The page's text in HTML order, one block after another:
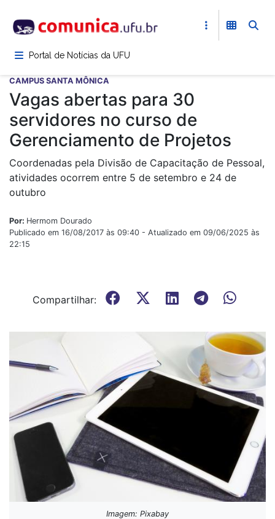
para
conteúdoPortal de Notícias da UFU
CAMPUS SANTA MÔNICA
Vagas abertas para 30
servidores no curso de
Gerenciamento de Projetos
Coordenadas pela Divisão de Capacitação de Pessoal,
atividades ocorrem entre 5 de setembro e 24 de
outubro
Por: Hermom Dourado
Publicado em 16/08/2017 às 09:40 - Atualizado em 09/06/2025 às
22:15
Compartilhar:
Imagem: Pixabay